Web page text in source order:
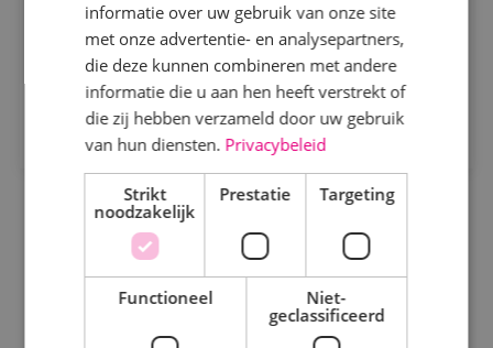
Beveiligingstechniek
Elektrotechniek
Energietechniek
Staf
Uren
Fulltime
Parttime
verschil.
Bekijk vacature
Direct solliciteren
informatie over uw gebruik van onze site
met onze advertentie- en analysepartners,
die deze kunnen combineren met andere
informatie die u aan hen heeft verstrekt of
die zij hebben verzameld door uw gebruik
van hun diensten. Privacybeleid
Strikt
noodzakelijk
Prestatie Targeting
Functioneel
Niet-
geclassificeerd